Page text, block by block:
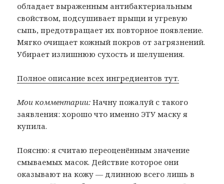
обладает выраженным антибактериальным
свойством, подсушивает прыщи и угревую
сыпь, предотвращает их повторное появление.
Мягко очищает кожный покров от загрязнений.
Убирает излишнюю сухость и шелушения.
Полное описание всех ингредиентов тут.
Мои комментарии: Начну пожалуй с такого
заявления: хорошо что именно ЭТУ маску я
купила.
Поясню: я считаю переоценённым значение
смываемых масок. Действие которое они
оказывают на кожу — длинною всего лишь в